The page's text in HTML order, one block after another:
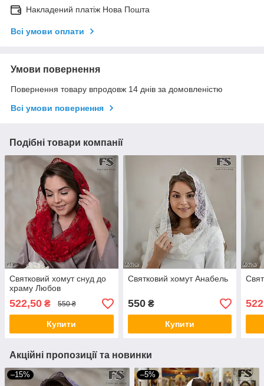
Накладений платіж Нова Пошта
Всі умови оплати
Умови повернення
Повернення товару впродовж 14 днів за домовленістю
Всі умови повернення
Подібні товари компанії
Святковий хомут снуд до
храму Любов
522,50 ₴ 550 ₴
Купити
Святковий хомут Анабель
550₴
Купити
Акційні пропозиції та новинки
–15% –5%